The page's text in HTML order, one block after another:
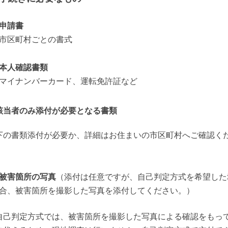
申請書
区町村ごとの書式
人確認書類
マイナンバーカード、運転免許証など
当者のみ添付が必要となる書類
の書類添付が必要か、詳細はお住まいの市区町村へご確認く
害箇所の写真 （添付は任意ですが、自己判定方式を希望し
、被害箇所を撮影した写真を添付してください。）
判定方式では、被害箇所を撮影した写真による確認をもっ